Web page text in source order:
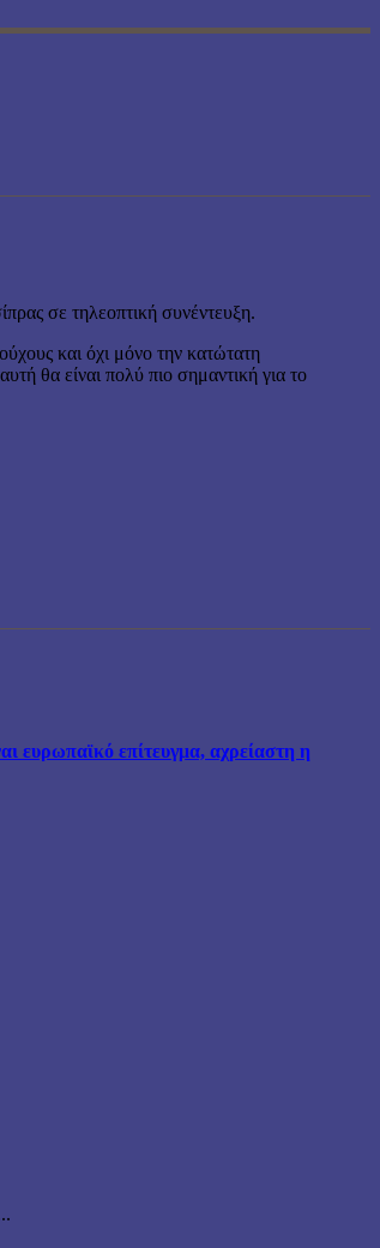
σε τηλεοπτική συνέντευξη.
και όχι μόνο την κατώτατη
θα είναι πολύ πιο σημαντική για το
ευρωπαϊκό επίτευγμα, αχρείαστη η